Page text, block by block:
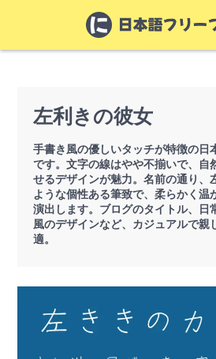
左利きの彼女
手書き風の優しいタッチが特徴の日
です。文字の線はやや不揃いで、自
せるデザインが魅力。名前の通り、
ような個性ある筆致で、柔らかく温
演出します。ブログのタイトル、日
風のデザインなど、カジュアルで親
適。